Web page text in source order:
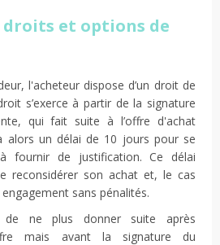
et options de
l'acheteur dispose d’un droit de
s’exerce à partir de la signature
qui fait suite à l’offre d'achat
alors un délai de 10 jours pour se
fournir de justification. Ce délai
reconsidérer son achat et, le cas
sans pénalités.
de ne plus donner suite après
mais avant la signature du